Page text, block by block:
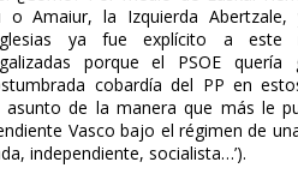
o Amaiur, la Izquierda
ya fue explícito a este
porque el PSOE
cobardía del PP en
de la manera que más le
Vasco bajo el régimen de
independiente, socialista…’).